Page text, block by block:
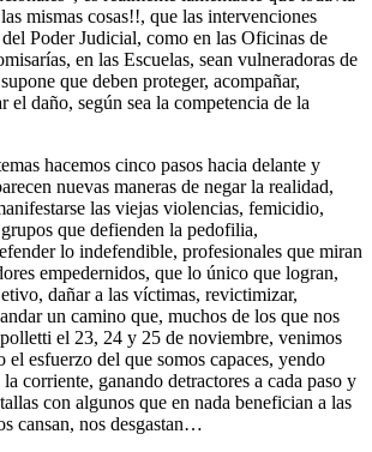
mismas cosas!!, que las intervenciones
Poder Judicial, como en las Oficinas de
en las Escuelas, sean vulneradoras de
que deben proteger, acompañar,
el daño, según sea la competencia de la
hacemos cinco pasos hacia delante y
nuevas maneras de negar la realidad,
las viejas violencias, femicidio,
que defienden la pedofilia,
lo indefendible, profesionales que miran
empedernidos, que lo único que logran,
dañar a las víctimas, revictimizar,
un camino que, muchos de los que nos
el 23, 24 y 25 de noviembre, venimos
el esfuerzo del que somos capaces, yendo
corriente, ganando detractores a cada paso y
con algunos que en nada benefician a las
cansan, nos desgastan…